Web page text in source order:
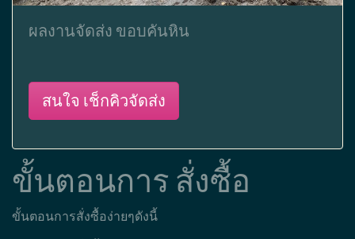
ผลงานจัดส่ง ขอบคันหิน
สนใจ เช็กคิวจัดส่ง
ขั้นตอนการ สั่งซื้อ
ขั้นตอนการสั่งซื้อง่ายๆดังนี้